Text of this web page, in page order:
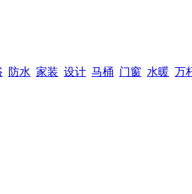
防水 家装 设计 马桶 门窗 水暖 万